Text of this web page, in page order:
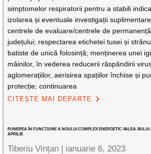
simptomelor respiratorii pentru a stabili
izolarea și eventuale investigații
centrele de evaluare/centrele de
județului; respectarea etichetei tusei și
batiste de unică folosință; menținerea unei
mâinilor, în vederea reducerii răspândirii
aglomerațiilor, aerisirea spațiilor închise și
protecție; continuarea
CITEȘTE MAI DEPARTE
PUNEREA ÎN FUNCȚIUNE A NOULUI COMPLEX ENERGETIC VALEA
APRILIE
Tiberiu Vințan | ianuarie 6, 2023